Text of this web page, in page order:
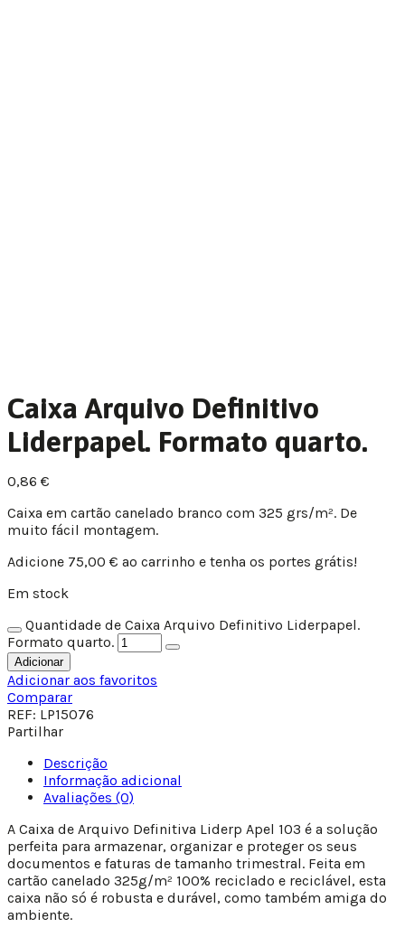
Caixa Arquivo Definitivo
Liderpapel. Formato quarto.
0,86 €
Caixa em cartão canelado branco com 325 grs/m². De
muito fácil montagem.
Adicione 75,00 € ao carrinho e tenha os portes grátis!
Em stock
Quantidade de Caixa Arquivo Definitivo Liderpapel.
Formato quarto.
Adicionar
Adicionar aos favoritos
Comparar
REF: LP15076
Partilhar
Descrição
Informação adicional
Avaliações (0)
A Caixa de Arquivo Definitiva Liderp Apel 103 é a solução
perfeita para armazenar, organizar e proteger os seus
documentos e faturas de tamanho trimestral. Feita em
cartão canelado 325g/m² 100% reciclado e reciclável, esta
caixa não só é robusta e durável, como também amiga do
ambiente.